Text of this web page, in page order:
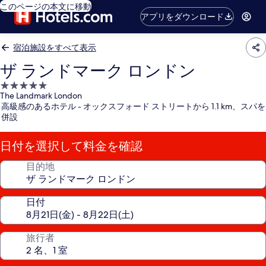
このページの本文に移動
アプリをダウンロード
宿泊施設をすべて表示
ザ ランドマーク ロンドン
5.0
つ
星
宿
泊
施
設
The Landmark London
高級感のあるホテル - オックスフォード ストリートから 1.1 km、スパを
併設
日付を選択して料金を確認
目的地
日付
旅行者